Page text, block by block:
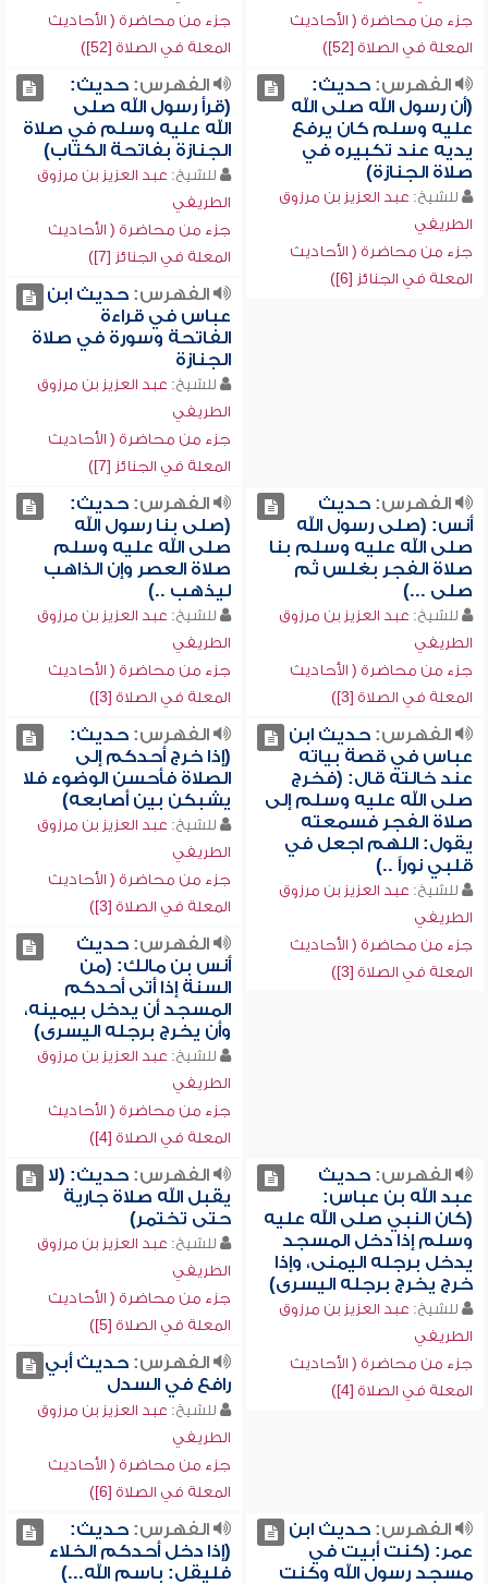
جزء من محاضرة ( الأحاديث
المعلة في الصلاة [52])
جزء من محاضرة ( الأحاديث
المعلة في الصلاة [52])
الفهرس:حديث:
(أن رسول الله صلى الله
عليه وسلم كان يرفع
يديه عند تكبيره في
صلاة الجنازة)
للشيخ: عبد العزيز بن مرزوق
الطريفي
جزء من محاضرة ( الأحاديث
المعلة في الجنائز [6])
الفهرس:حديث:
(قرأ رسول الله صلى
الله عليه وسلم في صلاة
الجنازة بفاتحة الكتاب)
للشيخ: عبد العزيز بن مرزوق
الطريفي
جزء من محاضرة ( الأحاديث
المعلة في الجنائز [7])
الفهرس:حديث ابن
عباس في قراءة
الفاتحة وسورة في صلاة
الجنازة
للشيخ: عبد العزيز بن مرزوق
الطريفي
جزء من محاضرة ( الأحاديث
المعلة في الجنائز [7])
الفهرس:حديث
أنس: (صلى رسول الله
صلى الله عليه وسلم بنا
صلاة الفجر بغلس ثم
صلى ...)
للشيخ: عبد العزيز بن مرزوق
الطريفي
جزء من محاضرة ( الأحاديث
المعلة في الصلاة [3])
الفهرس:حديث:
(صلى بنا رسول الله
صلى الله عليه وسلم
صلاة العصر وإن الذاهب
ليذهب ..)
للشيخ: عبد العزيز بن مرزوق
الطريفي
جزء من محاضرة ( الأحاديث
المعلة في الصلاة [3])
الفهرس:حديث ابن
عباس في قصة بياته
عند خالته قال: (فخرج
صلى الله عليه وسلم إلى
صلاة الفجر فسمعته
يقول: اللهم اجعل في
قلبي نوراً ..)
للشيخ: عبد العزيز بن مرزوق
الطريفي
جزء من محاضرة ( الأحاديث
المعلة في الصلاة [3])
الفهرس:حديث:
(إذا خرج أحدكم إلى
الصلاة فأحسن الوضوء فلا
يشبكن بين أصابعه)
للشيخ: عبد العزيز بن مرزوق
الطريفي
جزء من محاضرة ( الأحاديث
المعلة في الصلاة [3])
الفهرس:حديث
أنس بن مالك: (من
السنة إذا أتى أحدكم
المسجد أن يدخل بيمينه،
وأن يخرج برجله اليسرى)
للشيخ: عبد العزيز بن مرزوق
الطريفي
جزء من محاضرة ( الأحاديث
المعلة في الصلاة [4])
الفهرس:حديث
عبد الله بن عباس:
(كان النبي صلى الله عليه
وسلم إذا دخل المسجد
يدخل برجله اليمنى، وإذا
خرج يخرج برجله اليسرى)
للشيخ: عبد العزيز بن مرزوق
الطريفي
جزء من محاضرة ( الأحاديث
المعلة في الصلاة [4])
الفهرس:حديث: (لا
يقبل الله صلاة جارية
حتى تختمر)
للشيخ: عبد العزيز بن مرزوق
الطريفي
جزء من محاضرة ( الأحاديث
المعلة في الصلاة [5])
الفهرس:حديث أبي
رافع في السدل
للشيخ: عبد العزيز بن مرزوق
الطريفي
جزء من محاضرة ( الأحاديث
المعلة في الصلاة [6])
الفهرس:حديث ابن
عمر: (كنت أبيت في
مسجد رسول الله وكنت
الفهرس:حديث:
(إذا دخل أحدكم الخلاء
فليقل: باسم الله...)